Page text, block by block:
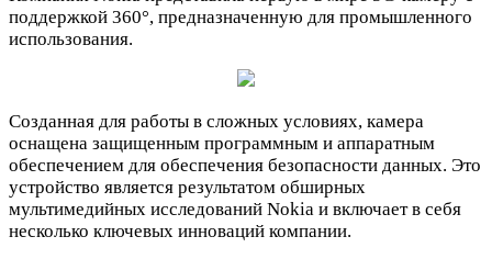
поддержкой 360°, предназначенную для промышленного
использования.
Созданная для работы в сложных условиях, камера
оснащена защищенным программным и аппаратным
обеспечением для обеспечения безопасности данных. Это
устройство является результатом обширных
мультимедийных исследований Nokia и включает в себя
несколько ключевых инноваций компании.